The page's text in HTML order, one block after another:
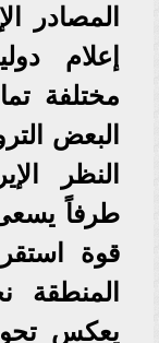
المصادر
إعلام
مختلفة
البعض
النظر
طرفاً يسعى
قوة
المنطقة
يعكس